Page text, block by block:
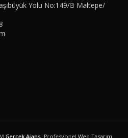
Yolu No:149/B Maltepe/
Gerçek Ajans. Profesyonel Web Tasarım